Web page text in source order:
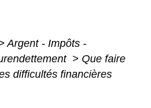
Argent - Impôts -
> Que faire
difficultés financières